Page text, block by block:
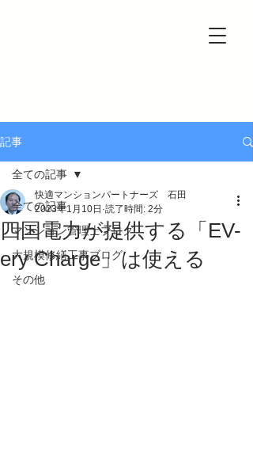
記事
全ての記事
マンション管理士ブログ
大規模修繕工事ブログ
その他
全ての記事
四国電力が提供する「EV-
ery Charge」は使える
快適マンションパートナーズ 石田
2023年1月10日 読了時間: 2分